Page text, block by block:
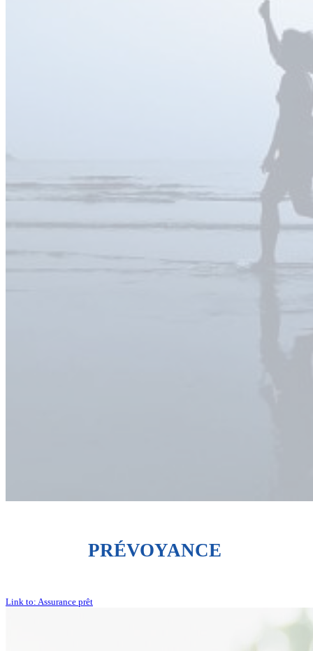
PRÉVOYANCE
Link to: Assurance prêt